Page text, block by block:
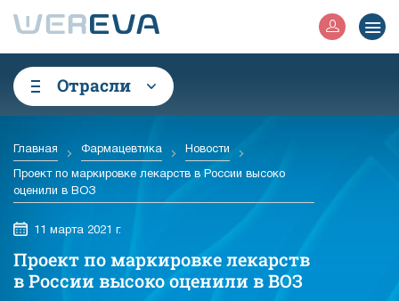
Отрасли
Главная Фармацевтика Новости
Проект по маркировке лекарств в России высоко
оценили в ВОЗ
11 марта 2021 г.
Проект по маркировке лекарств
в России высоко оценили в ВОЗ